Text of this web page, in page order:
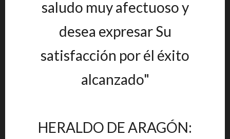
saludo muy afectuoso y
desea expresar Su
satisfacción por él éxito
alcanzado"
HERALDO DE ARAGÓN: